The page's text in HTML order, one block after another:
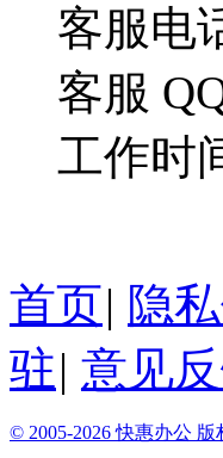
客服电
客服
工作时
（
首页| 隐
驻| 意见
© 2005-2026 快惠办公 版